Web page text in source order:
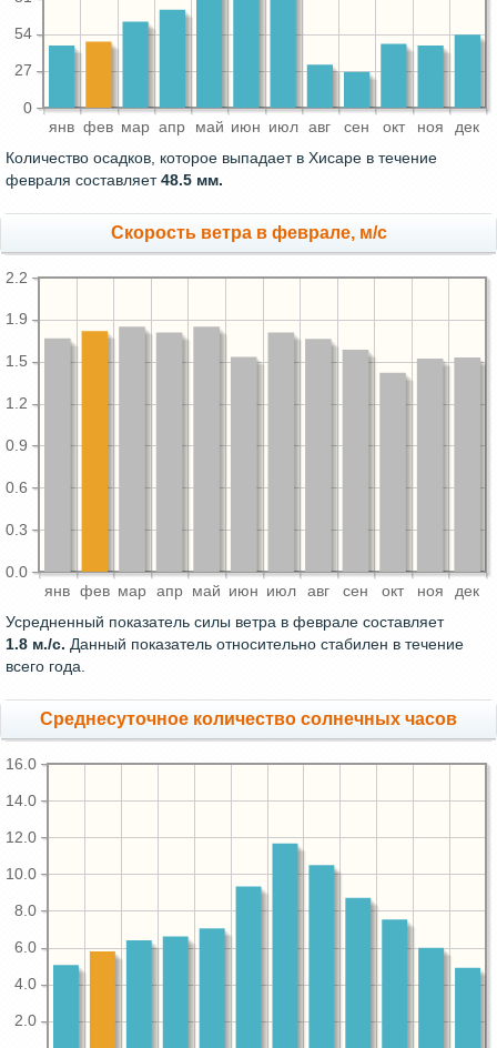
янв фев мар апр май июн июл авг сен окт ноя дек
0
27
54
Количество осадков, которое выпадает в Хисаре в течение
февраля составляет48.5 мм.
Скорость ветра в феврале, м/с
янв фев мар апр май июн июл авг сен окт ноя дек
0.0
0.3
0.6
0.9
1.2
1.5
1.9
2.2
Усредненный показатель силы ветра в феврале составляет
1.8 м./с. Данный показатель относительно стабилен в течение
всего года.
Среднесуточное количество солнечных часов
2.0
4.0
6.0
8.0
10.0
12.0
14.0
16.0